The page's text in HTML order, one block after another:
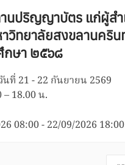
นปริญญาบัตร แก่ผู้สำ
วิทยาลัยสงขลานคริน
กษา ๒๕๖๘
นที่ 21 - 22 กันยายน 2569
– 18.00 น.
08:00-22/09/2026 18:00